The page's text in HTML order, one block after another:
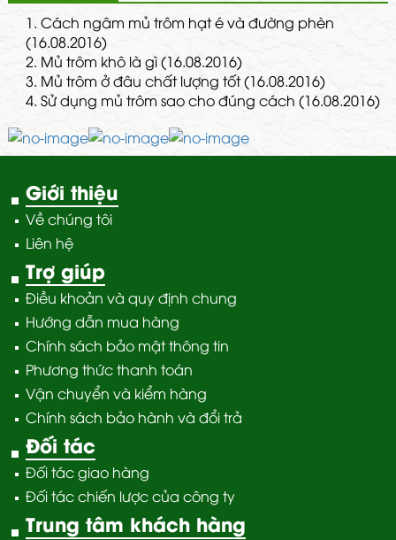
1. Cách ngâm mủ trôm hạt é và đường phèn
(16.08.2016)
2. Mủ trôm khô là gì (16.08.2016)
3. Mủ trôm ở đâu chất lượng tốt (16.08.2016)
4. Sử dụng mủ trôm sao cho đúng cách (16.08.2016)
Giới thiệu
Về chúng tôi
Liên hệ
Trợ giúp
Điều khoản và quy định chung
Hướng dẫn mua hàng
Chính sách bảo mật thông tin
Phương thức thanh toán
Vận chuyển và kiểm hàng
Chính sách bảo hành và đổi trả
Đối tác
Đối tác giao hàng
Đối tác chiến lược của công ty
Trung tâm khách hàng